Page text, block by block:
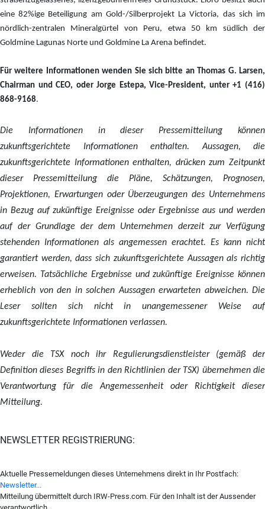
eine 82%ige Beteiligung am Gold-/Silberprojekt La Victoria, das sich im
nördlich-zentralen Mineralgürtel von Peru, etwa 50 km südlich der
Goldmine Lagunas Norte und Goldmine La Arena befindet.
Für weitere Informationen wenden Sie sich bitte an Thomas G. Larsen,
Chairman und CEO, oder Jorge Estepa, Vice-President, unter +1 (416)
868-9168.
Die Informationen in dieser Pressemitteilung können
zukunftsgerichtete Informationen enthalten. Aussagen, die
zukunftsgerichtete Informationen enthalten, drücken zum Zeitpunkt
dieser Pressemitteilung die Pläne, Schätzungen, Prognosen,
Projektionen, Erwartungen oder Überzeugungen des Unternehmens
in Bezug auf zukünftige Ereignisse oder Ergebnisse aus und werden
auf der Grundlage der dem Unternehmen derzeit zur Verfügung
stehenden Informationen als angemessen erachtet. Es kann nicht
garantiert werden, dass sich zukunftsgerichtete Aussagen als richtig
erweisen. Tatsächliche Ergebnisse und zukünftige Ereignisse können
erheblich von den in solchen Aussagen erwarteten abweichen. Die
Leser sollten sich nicht in unangemessener Weise auf
zukunftsgerichtete Informationen verlassen.
Weder die TSX noch ihr Regulierungsdienstleister (gemäß der
Definition dieses Begriffs in den Richtlinien der TSX) übernehmen die
Verantwortung für die Angemessenheit oder Richtigkeit dieser
Mitteilung.
NEWSLETTER REGISTRIERUNG:
Aktuelle Pressemeldungen dieses Unternehmens direkt in Ihr Postfach:
Newsletter...
Mitteilung übermittelt durch IRW-Press.com. Für den Inhalt ist der Aussender